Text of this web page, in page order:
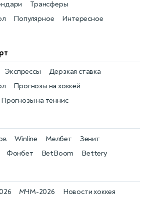
Трансферы
Популярное Интересное
Прогнозы на хоккей
Экспрессы
Прогнозы на теннис
Дерзкая ставка
Фонбет
Winline
BetBoom
Мелбет
Bettery
Зенит
Новости хоккея
МЧМ-2026